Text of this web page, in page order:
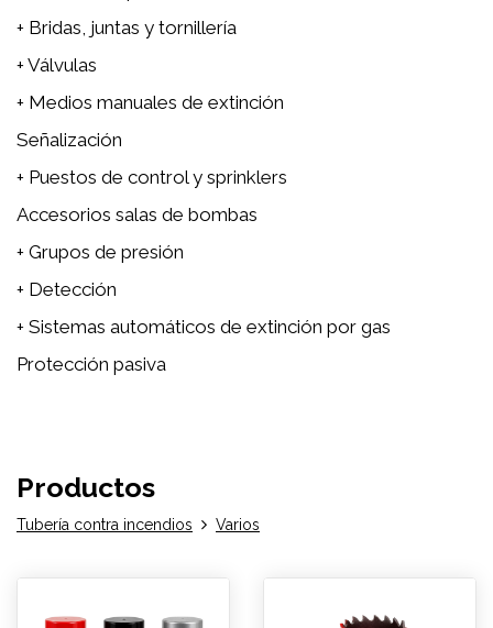
+ Bridas, juntas y tornillería
+ Válvulas
+ Medios manuales de extinción
Señalización
+ Puestos de control y sprinklers
Accesorios salas de bombas
+ Grupos de presión
+ Detección
+ Sistemas automáticos de extinción por gas
Protección pasiva
Productos
Tubería contra incendios Varios